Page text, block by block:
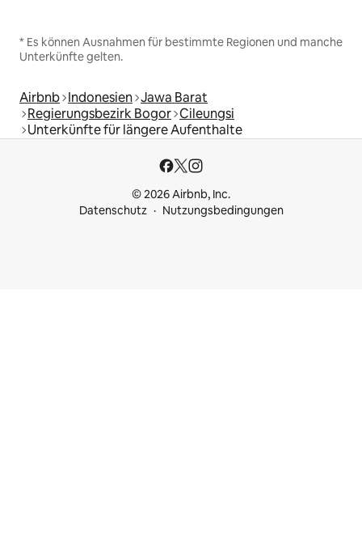
* Es können Ausnahmen für bestimmte Regionen und manche
Unterkünfte gelten.
Airbnb Indonesien Jawa Barat
Regierungsbezirk Bogor Cileungsi
Unterkünfte für längere Aufenthalte
© 2026 Airbnb, Inc.
Datenschutz
Nutzungsbedingungen